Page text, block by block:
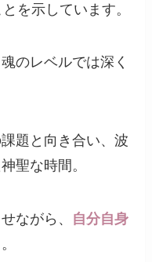
とを示しています。
のレベルでは深く
題と向き合い、波
聖な時間。
ながら、 自分自身